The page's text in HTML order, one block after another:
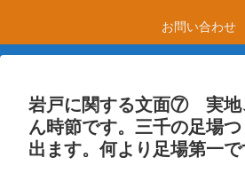
お問い合わせ
岩戸に関する文面⑦ 実地
ん時節です。三千の足場
出ます。何より足場第一で